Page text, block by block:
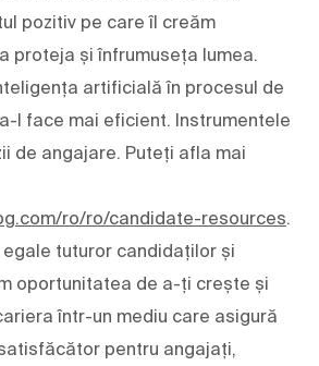
pozitiv pe care îl creăm
proteja și înfrumuseța lumea.
artificială în procesul de
l face mai eficient. Instrumentele
de angajare. Puteți afla mai
ro/ro/candidate-resources.
egale tuturor candidaților și
oportunitatea de a-ți crește și
într-un mediu care asigură
pentru angajați,